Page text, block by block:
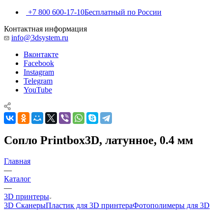
+7 800 600-17-10Бесплатный по России
Контактная информация
info@3dsystem.ru
Вконтакте
Facebook
Instagram
Telegram
YouTube
Сопло Printbox3D, латунное, 0.4 мм
Главная
—
Каталог
—
3D принтеры
3D СканерыПластик для 3D принтераФотополимеры для 3D